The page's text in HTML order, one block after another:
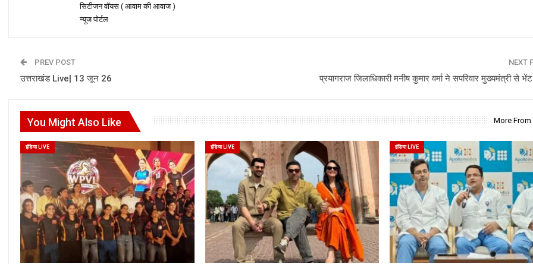
सिटीजन वॉयस ( आवाम की आवाज )
न्यूज पोर्टल
PREV POST
उत्तराखंड Live| 13 जून 26
NEXT
प्रयागराज जिलाधिकारी मनीष कुमार वर्मा ने सपरिवार मुख्यमंत्री से भेंट
You Might Also Like More
इंडिया LIVE इंडिया LIVE इंडिया LIVE